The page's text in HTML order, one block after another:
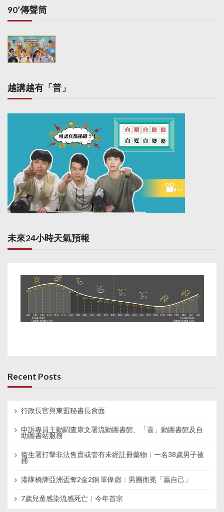
蔭荃及曾蔭煊，何憶述
早年是透過鄭經翰介紹
年先後為兩人的住宅進
行室內設計。
90’傳聲筒
越講越有「普」
未來24小時天氣預報
Recent Posts
行政長官與東盟秘書長會面
申訴專員主動調查康文署流動圖書館、「喜」動圖書館及自
助圖書站服務
衞生署打擊非法售賣或管有未經註冊藥物︱一名38歲男子被
捕
港隊橋牌亞洲盃奪2金2銅 單偉彪：男團衛冕「贏自己」
7歲兒童感染流感死亡︱今年首宗